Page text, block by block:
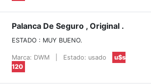
Palanca De Seguro , Original .
ESTADO : MUY BUENO.
Marca: DWM Estado: usado
u$s
120